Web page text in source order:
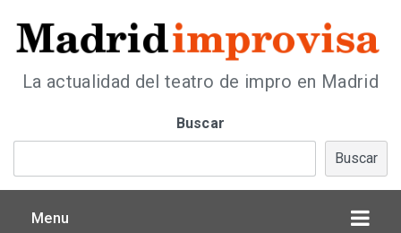
La actualidad del teatro de impro en Madrid
Buscar
Buscar
Menu